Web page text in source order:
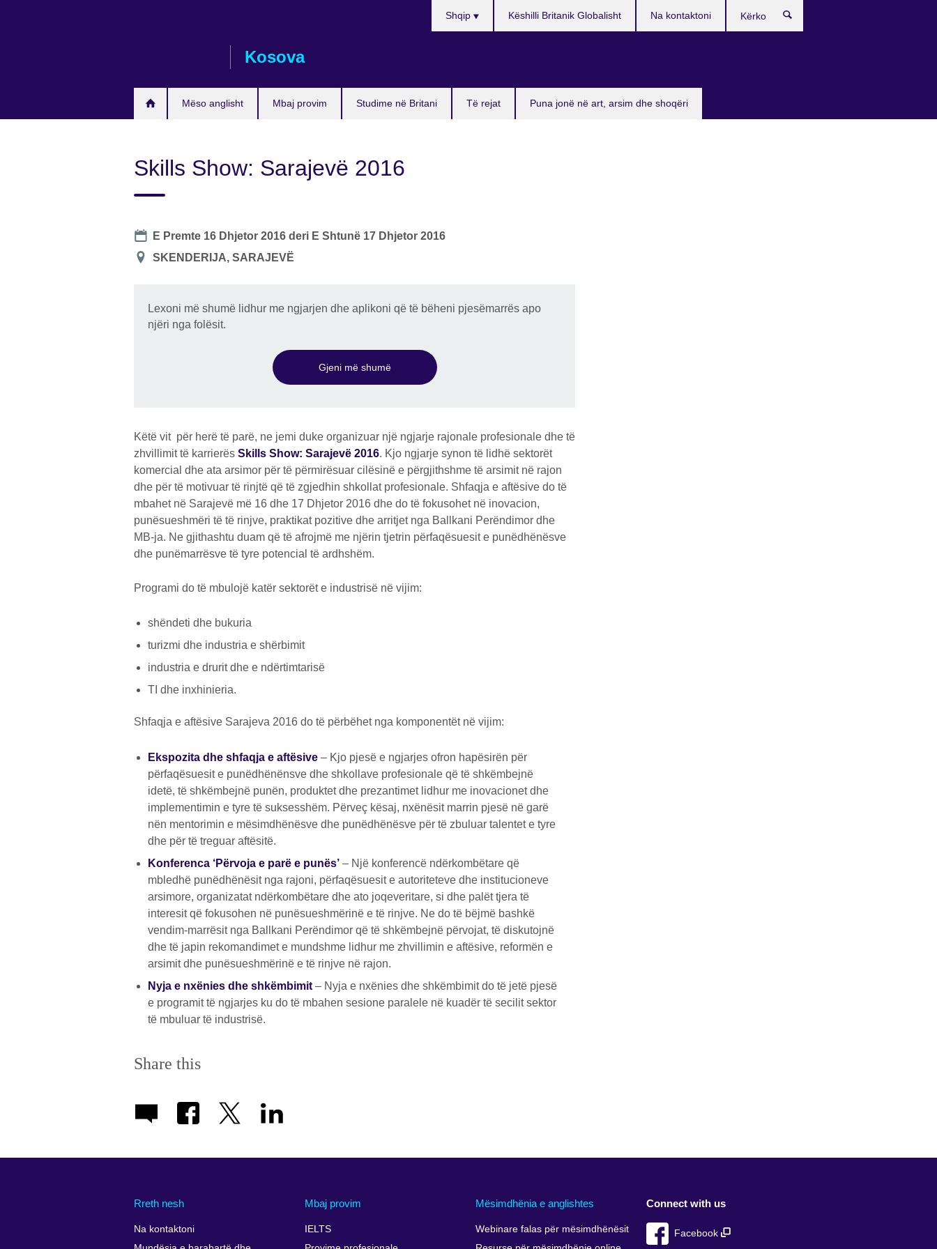
Kosova
Mëso anglisht Mbaj provim Studime në Britani Të rejat Puna jonë në art, arsim dhe shoqëri
Shqip Këshilli Britanik Globalisht Na kontaktoni
Skills Show: Sarajevë 2016
Date
E Premte 16 Dhjetor 2016 deri E Shtunë 17 Dhjetor 2016
Lokacioni
SKENDERIJA, SARAJEVË
Lexoni më shumë lidhur me ngjarjen dhe aplikoni që të bëheni pjesëmarrës apo
njëri nga folësit.
Gjeni më shumë
Këtë vit për herë të parë, ne jemi duke organizuar një ngjarje rajonale profesionale dhe të
zhvillimit të karrierës Skills Show: Sarajevë 2016. Kjo ngjarje synon të lidhë sektorët
komercial dhe ata arsimor për të përmirësuar cilësinë e përgjithshme të arsimit në rajon
dhe për të motivuar të rinjtë që të zgjedhin shkollat profesionale. Shfaqja e aftësive do të
mbahet në Sarajevë më 16 dhe 17 Dhjetor 2016 dhe do të fokusohet në inovacion,
punësueshmëri të të rinjve, praktikat pozitive dhe arritjet nga Ballkani Perëndimor dhe
MB-ja. Ne gjithashtu duam që të afrojmë me njërin tjetrin përfaqësuesit e punëdhënësve
dhe punëmarrësve të tyre potencial të ardhshëm.
Programi do të mbulojë katër sektorët e industrisë në vijim:
shëndeti dhe bukuria
turizmi dhe industria e shërbimit
industria e drurit dhe e ndërtimtarisë
TI dhe inxhinieria.
Shfaqja e aftësive Sarajeva 2016 do të përbëhet nga komponentët në vijim:
Ekspozita dhe shfaqja e aftësive – Kjo pjesë e ngjarjes ofron hapësirën për
përfaqësuesit e punëdhënënsve dhe shkollave profesionale që të shkëmbejnë
idetë, të shkëmbejnë punën, produktet dhe prezantimet lidhur me inovacionet dhe
implementimin e tyre të suksesshëm. Përveç kësaj, nxënësit marrin pjesë në garë
nën mentorimin e mësimdhënësve dhe punëdhënësve për të zbuluar talentet e tyre
dhe për të treguar aftësitë.
Konferenca ‘Përvoja e parë e punës’ – Një konferencë ndërkombëtare që
mbledhë punëdhënësit nga rajoni, përfaqësuesit e autoriteteve dhe institucioneve
arsimore, organizatat ndërkombëtare dhe ato joqeveritare, si dhe palët tjera të
interesit që fokusohen në punësueshmërinë e të rinjve. Ne do të bëjmë bashkë
vendim-marrësit nga Ballkani Perëndimor që të shkëmbejnë përvojat, të diskutojnë
dhe të japin rekomandimet e mundshme lidhur me zhvillimin e aftësive, reformën e
arsimit dhe punësueshmërinë e të rinjve në rajon.
Nyja e nxënies dhe shkëmbimit – Nyja e nxënies dhe shkëmbimit do të jetë pjesë
e programit të ngjarjes ku do të mbahen sesione paralele në kuadër të secilit sektor
të mbuluar të industrisë.
Share this
Rreth nesh
Na kontaktoni
Mbaj provim
IELTS
Mësimdhënia e anglishtes
Webinare falas për mësimdhënësit
Connect with us
Facebook